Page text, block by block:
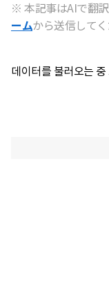
※ 本記事はAIで翻
ームから送信してく
데이터를 불러오는